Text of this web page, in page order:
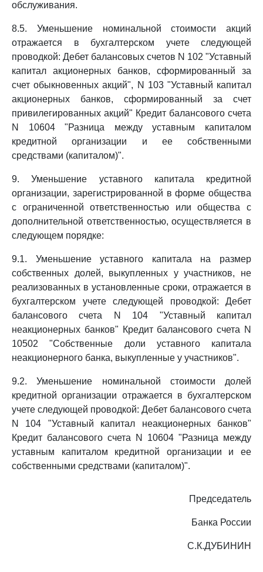
обслуживания.
8.5. Уменьшение номинальной стоимости акций
отражается в бухгалтерском учете следующей
проводкой: Дебет балансовых счетов N 102 "Уставный
капитал акционерных банков, сформированный за
счет обыкновенных акций", N 103 "Уставный капитал
акционерных банков, сформированный за счет
привилегированных акций" Кредит балансового счета
N 10604 "Разница между уставным капиталом
кредитной организации и ее собственными
средствами (капиталом)".
9. Уменьшение уставного капитала кредитной
организации, зарегистрированной в форме общества
с ограниченной ответственностью или общества с
дополнительной ответственностью, осуществляется в
следующем порядке:
9.1. Уменьшение уставного капитала на размер
собственных долей, выкупленных у участников, не
реализованных в установленные сроки, отражается в
бухгалтерском учете следующей проводкой: Дебет
балансового счета N 104 "Уставный капитал
неакционерных банков" Кредит балансового счета N
10502 "Собственные доли уставного капитала
неакционерного банка, выкупленные у участников".
9.2. Уменьшение номинальной стоимости долей
кредитной организации отражается в бухгалтерском
учете следующей проводкой: Дебет балансового счета
N 104 "Уставный капитал неакционерных банков"
Кредит балансового счета N 10604 "Разница между
уставным капиталом кредитной организации и ее
собственными средствами (капиталом)".
Председатель
Банка России
С.К.ДУБИНИН